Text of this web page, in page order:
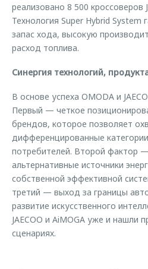
реализовано 8 500 кроссоверов
Технология Super Hybrid System
запас хода, высокую
расход топлива.
Синергия технологий,
В основе успеха OMODA и
Первый — четкое
брендов, которое позволяет
дифференцированные
потребителей. Второй фактор
альтернативные источники
собственной эффективной
третий — выход за границы
развитие искусственного
JAECOO и AiMOGA уже и нашли
сценариях.